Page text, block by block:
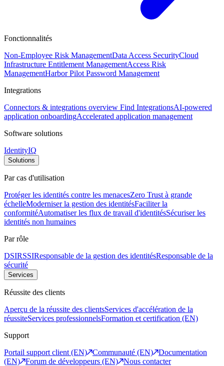
Fonctionnalités
Non-Employee Risk ManagementData Access SecurityCloud
Infrastructure Entitlement ManagementAccess Risk
ManagementHarbor Pilot Password Management
Integrations
Connectors & integrations overview Find IntegrationsAI-powered
application onboardingAccelerated application management
Software solutions
IdentityIQ
Solutions
Par cas d'utilisation
Protéger les identités contre les menacesZero Trust à grande
échelleModerniser la gestion des identitésFaciliter la
conformitéAutomatiser les flux de travail d'identitésSécuriser les
identités non humaines
Par rôle
DSIRSSIResponsable de la gestion des identitésResponsable de la
sécurité
Services
Réussite des clients
Aperçu de la réussite des clientsServices d'accélération de la
réussiteServices professionnelsFormation et certification (EN)
Support
Portail support client (EN)
Communauté (EN)
Documentation
(EN)
Forum de développeurs (EN) Nous contacter